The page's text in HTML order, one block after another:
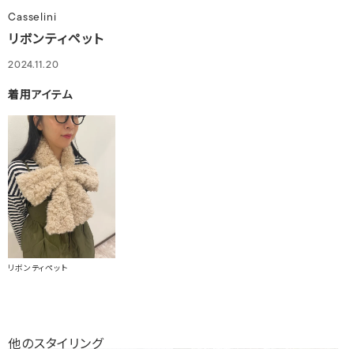
Casselini
リボンティペット
2024.11.20
着用アイテム
リボンティペット
他のスタイリング